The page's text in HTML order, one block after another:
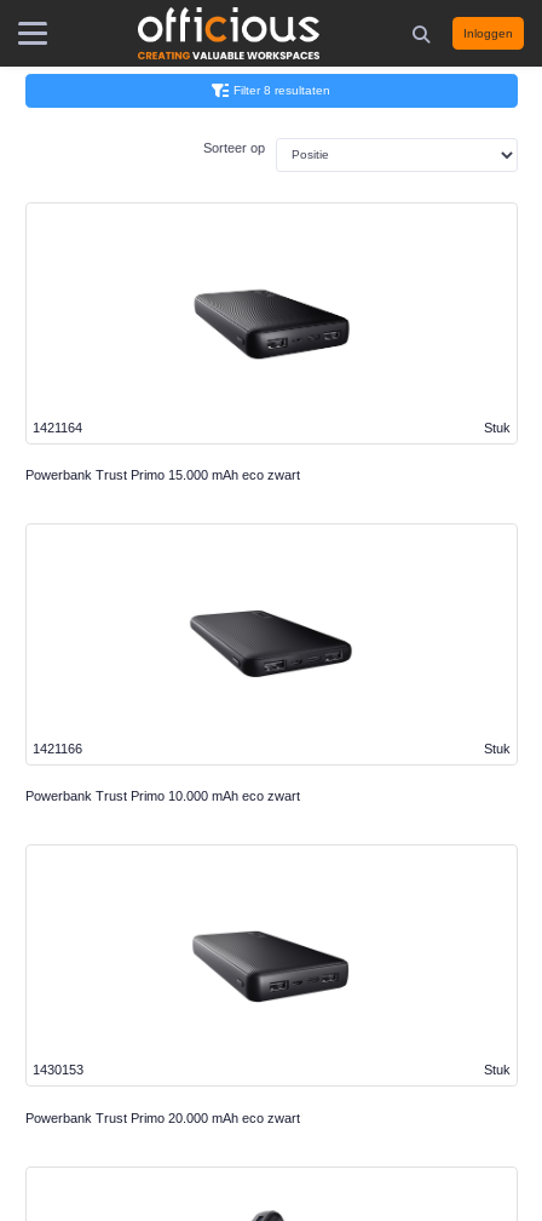
Inloggen
Filter 8 resultaten
Sorteer op
Stuk
1421164
Powerbank Trust Primo 15.000 mAh eco zwart
Stuk
1421166
Powerbank Trust Primo 10.000 mAh eco zwart
Stuk
1430153
Powerbank Trust Primo 20.000 mAh eco zwart